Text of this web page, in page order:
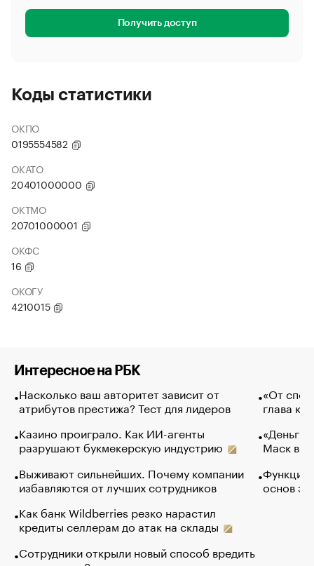
Получить доступ
Коды статистики
ОКПО
0195554582
ОКАТО
20401000000
ОКТМО
20701000001
ОКФС
16
ОКОГУ
4210015
Интересное на РБК
Насколько ваш авторитет зависит от
атрибутов престижа? Тест для лидеров
Казино проиграло. Как ИИ-агенты
разрушают букмекерскую индустрию
Выживают сильнейших. Почему компании
избавляются от лучших сотрудников
Как банк Wildberries резко нарастил
кредиты селлерам до атак на склады
Сотрудники открыли новый способ вредить
«От
глава
«Деньги
Маск в
Функции
основ